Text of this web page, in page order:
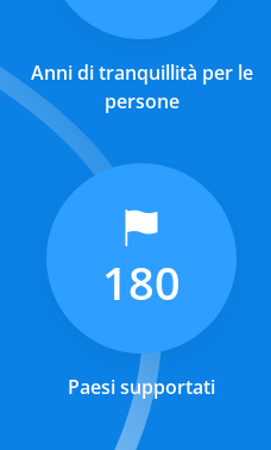
Anni di tranquillità per le
persone
180
Paesi supportati